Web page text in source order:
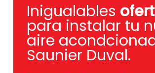
Inigualables
para instalar tu
aire
Saunier Duval.